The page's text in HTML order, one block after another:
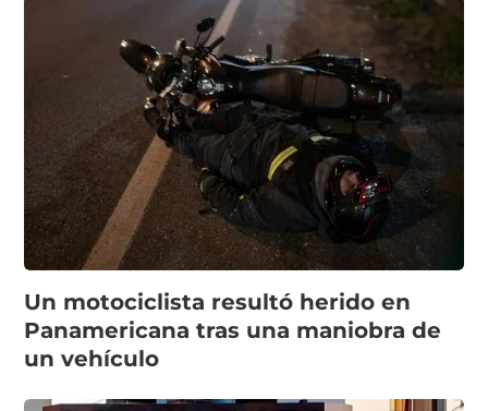
Un motociclista resultó herido en
Panamericana tras una maniobra de
un vehículo